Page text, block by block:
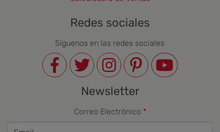
Redes sociales
Síguenos en las redes sociales
Newsletter
Correo Electrónico